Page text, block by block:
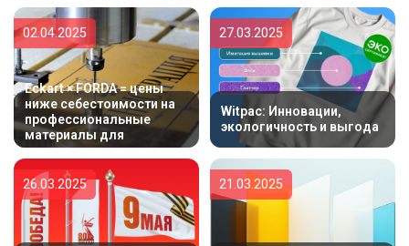
Eckart × FORDA = цены
ниже себестоимости на
профессиональные
материалы для
гравировки
02.04.2025
Witpac: Инновации,
экологичность и выгода
27.03.2025
26.03.2025 21.03.2025